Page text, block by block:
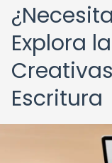
Explora
Escritura